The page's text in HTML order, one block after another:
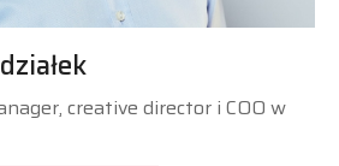
creative director i COO w